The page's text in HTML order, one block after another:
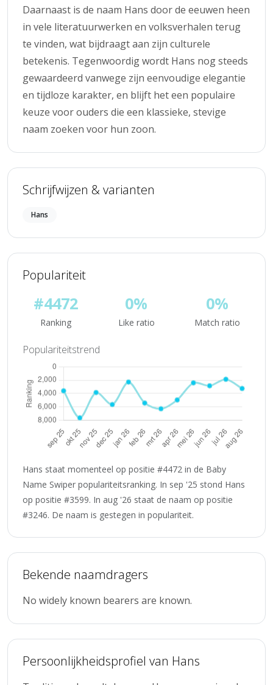
Daarnaast is de naam Hans door de eeuwen heen
in vele literatuurwerken en volksverhalen terug
te vinden, wat bijdraagt aan zijn culturele
betekenis. Tegenwoordig wordt Hans nog steeds
gewaardeerd vanwege zijn eenvoudige elegantie
en tijdloze karakter, en blijft het een populaire
keuze voor ouders die een klassieke, stevige
naam zoeken voor hun zoon.
Schrijfwijzen & varianten
Hans
Populariteit
#4472
Ranking
0%
Like ratio
0%
Match ratio
Populariteitstrend
Hans staat momenteel op positie #4472 in de Baby
Name Swiper populariteitsranking. In sep '25 stond Hans
op positie #3599. In aug '26 staat de naam op positie
#3246. De naam is gestegen in populariteit.
Bekende naamdragers
No widely known bearers are known.
Persoonlijkheidsprofiel van Hans